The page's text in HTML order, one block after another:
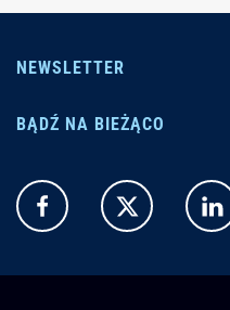
NEWSLETTER
BĄDŹ NA BIEŻĄCO